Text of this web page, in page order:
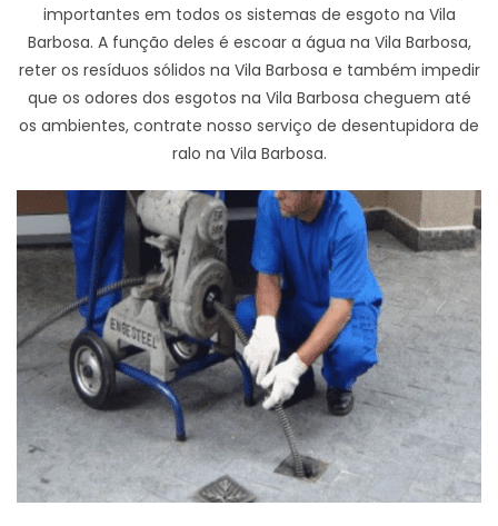
importantes em todos os sistemas de esgoto na Vila
Barbosa. A função deles é escoar a água na Vila Barbosa,
reter os resíduos sólidos na Vila Barbosa e também impedir
que os odores dos esgotos na Vila Barbosa cheguem até
os ambientes, contrate nosso serviço de desentupidora de
ralo na Vila Barbosa.